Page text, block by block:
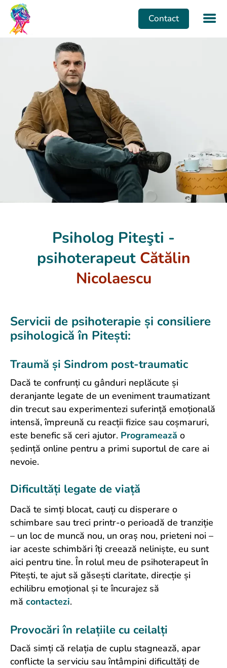
Contact
Psiholog Piteşti -
psihoterapeutCătălin
Nicolaescu
Servicii de psihoterapie și consiliere
psihologică în Pitești:
Traumă și Sindrom post-traumatic
Dacă te confrunți cu gânduri neplăcute și
deranjante legate de un eveniment traumatizant
din trecut sau experimentezi suferință emoțională
intensă, împreună cu reacții fizice sau coșmaruri,
este benefic să ceri ajutor. Programează o
ședință online pentru a primi suportul de care ai
nevoie.
Dificultăți legate de viață
Dacă te simți blocat, cauți cu disperare o
schimbare sau treci printr-o perioadă de tranziție
– un loc de muncă nou, un oraș nou, prieteni noi –
iar aceste schimbări îți creează neliniște, eu sunt
aici pentru tine. În rolul meu de psihoterapeut în
Pitești, te ajut să găsești claritate, direcție și
echilibru emoțional și te încurajez să
mă contactezi.
Provocări în relațiile cu ceilalți
Dacă simți că relația de cuplu stagnează, apar
conflicte la serviciu sau întâmpini dificultăți de